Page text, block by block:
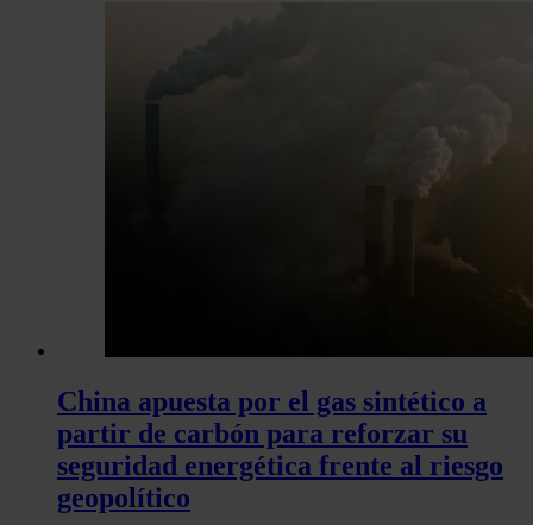
China apuesta por el gas sintético a
partir de carbón para reforzar su
seguridad energética frente al riesgo
geopolítico